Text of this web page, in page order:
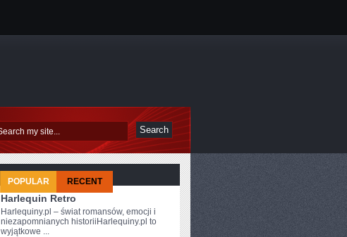
POPULAR RECENT
Harlequin Retro
Harlequiny.pl – świat romansów, emocji i
niezapomnianych historiiHarlequiny.pl to
wyjątkowe ...